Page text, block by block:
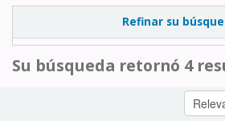
Refinar su
Su búsqueda retornó 4